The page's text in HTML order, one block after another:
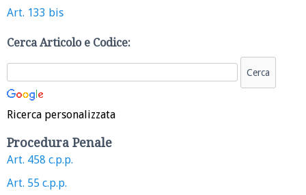
Art. 133 bis
Cerca Articolo e Codice:
Ricerca personalizzata
Procedura Penale
Art. 458 c.p.p.
Art. 55 c.p.p.